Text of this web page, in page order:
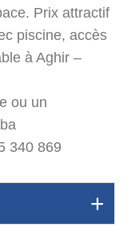
Prix attractif
piscine, accès
à Aghir –
ou un
340 869